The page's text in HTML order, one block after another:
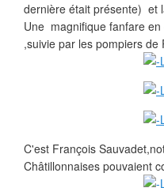
dernière était présente) et
Une magnifique fanfare
,suivie par les pompiers de
C'est François
Châtillonnaises pouvaient